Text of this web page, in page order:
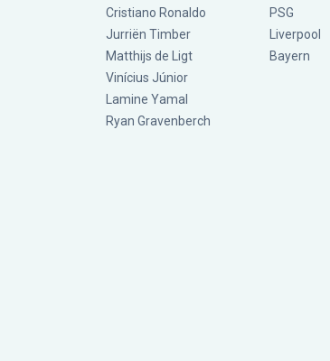
Cristiano Ronaldo
Jurriën Timber
Matthijs de Ligt
Vinícius Júnior
Lamine Yamal
Ryan Gravenberch
PSG
Liverpool
Bayern